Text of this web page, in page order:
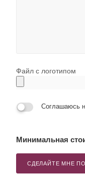
Файл с логотипом
Соглашаюсь
Минимальная
СДЕЛАЙТЕ МНЕ